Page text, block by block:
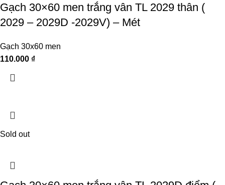
Gạch 30×60 men trắng vân TL 2029 thân (
2029 – 2029D -2029V) – Mét
Gạch 30x60 men
110.000 ₫
Sold out